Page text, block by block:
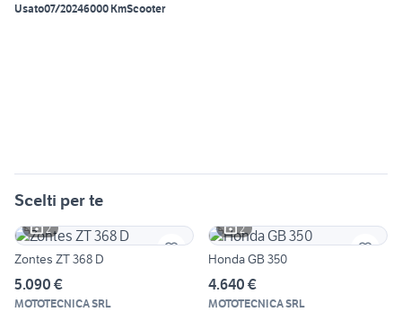
Usato07/20246000 KmScooter
Scelti per te
2
Zontes ZT 368 D
5.090 €
MOTOTECNICA SRL
2
Honda GB 350
4.640 €
MOTOTECNICA SRL